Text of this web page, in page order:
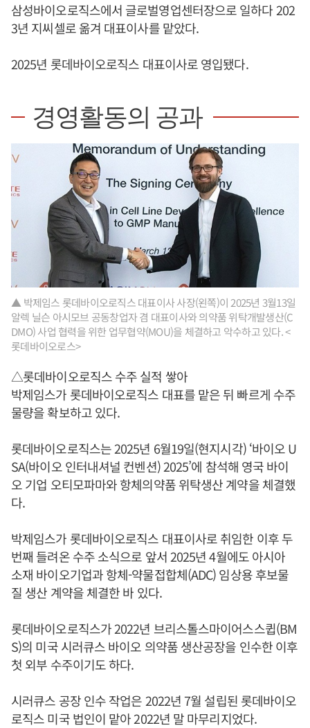
삼성바이오로직스에서 글로벌영업센터장으로 일하다 202
3년 지씨셀로 옮겨 대표이사를 맡았다.
2025년 롯데바이오로직스 대표이사로 영입됐다.
경영활동의 공과
▲ 박제임스 롯데바이오로직스 대표이사 사장(왼쪽)이 2025년 3월13일
알렉 닐슨 아시모브 공동창업자 겸 대표이사와 의약품 위탁개발생산(C
DMO) 사업 협력을 위한 업무협약(MOU)을 체결하고 악수하고 있다. <
롯데바이오로스>
△롯데바이오로직스 수주 실적 쌓아
박제임스가 롯데바이오로직스 대표를 맡은 뒤 빠르게 수주
물량을 확보하고 있다.
롯데바이오로직스는 2025년 6월19일(현지시각) ‘바이오 U
SA(바이오 인터내셔널 컨벤션) 2025’에 참석해 영국 바이
오 기업 오티모파마와 항체의약품 위탁생산 계약을 체결했
다.
박제임스가 롯데바이오로직스 대표이사로 취임한 이후 두
번째 들려온 수주 소식으로 앞서 2025년 4월에도 아시아
소재 바이오기업과 항체-약물접합체(ADC) 임상용 후보물
질 생산 계약을 체결한 바 있다.
롯데바이오로직스가 2022년 브리스톨스마이어스스큅(BM
S)의 미국 시러큐스 바이오 의약품 생산공장을 인수한 이후
첫 외부 수주이기도 하다.
시러큐스 공장 인수 작업은 2022년 7월 설립된 롯데바이오
로직스 미국 법인이 맡아 2022년 말 마무리지었다.